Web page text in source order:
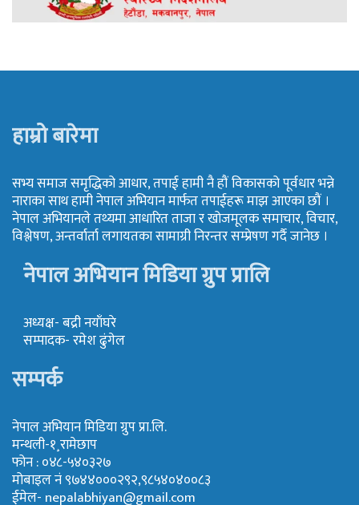
हाम्रो बारेमा
सभ्य समाज समृद्धिको आधार, तपाई हामी नै हौं विकासको पूर्वधार भन्ने
नाराका साथ हामी नेपाल अभियान मार्फत तपाईहरू माझ आएका छौं ।
नेपाल अभियानले तथ्यमा आधारित ताजा र खोजमूलक समाचार, विचार,
विश्लेषण, अन्तर्वार्ता लगायतका सामाग्री निरन्तर सम्प्रेषण गर्दै जानेछ ।
नेपाल अभियान मिडिया ग्रुप प्रालि
अध्यक्ष- बद्री नयाँघरे
सम्पादक- रमेश ढुंगेल
सम्पर्क
नेपाल अभियान मिडिया ग्रुप प्रा.लि.
मन्थली-१¸रामेछाप
फोन : ०४८-५४०३२७
मोबाइल नं ९७४४०००२९२,९८५४०४००८३
ईमेल- nepalabhiyan@gmail.com